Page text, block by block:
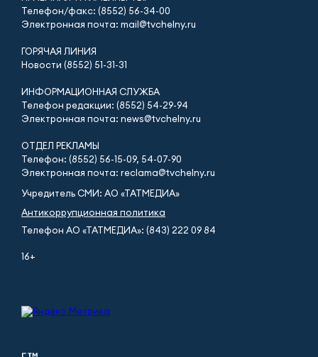
Телефон/факс: (8552) 56-34-00
Электронная почта: mail@tvchelny.ru
ГОРЯЧАЯ ЛИНИЯ
Новости (8552) 51-31-31
ИНФОРМАЦИОННАЯ СЛУЖБА
Телефон редакции: (8552) 54-29-94
Электронная почта: news@tvchelny.ru
ОТДЕЛ РЕКЛАМЫ
Телефон: (8552) 56-15-09, 54-07-90
Электронная почта: reclama@tvchelny.ru
Учредитель СМИ: АО «ТАТМЕДИА»
Антикоррупционная политика
Телефон АО «ТАТМЕДИА»: (843) 222 09 84
16+